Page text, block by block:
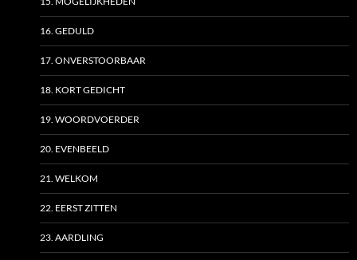
16. GEDULD
17. ONVERSTOORBAAR
18. KORT GEDICHT
19. WOORDVOERDER
20. EVENBEELD
21. WELKOM
22. EERST ZITTEN
23. AARDLING